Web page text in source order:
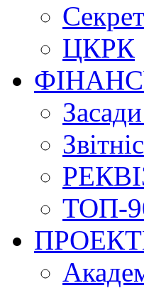
ЦКРК
ТОП-